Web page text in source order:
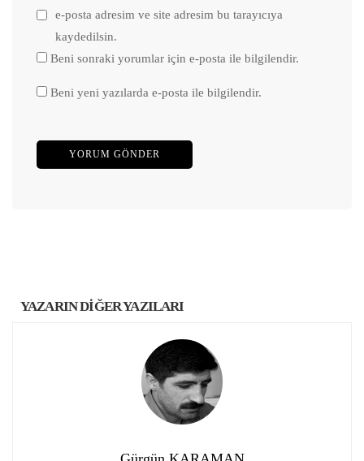
e-posta adresim ve site adresim bu tarayıcıya
kaydedilsin.
Beni sonraki yorumlar için e-posta ile bilgilendir.
Beni yeni yazılarda e-posta ile bilgilendir.
YAZARIN DİĞER YAZILARI